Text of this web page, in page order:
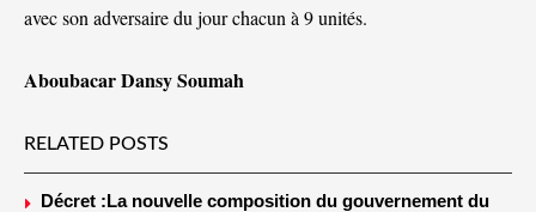
avec son adversaire du jour chacun à 9 unités.
Aboubacar Dansy Soumah
RELATED POSTS
Décret :La nouvelle composition du gouvernement du